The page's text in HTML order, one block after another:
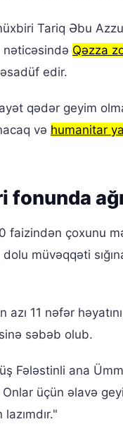
Tariq Əbu
nəticəsində Qəzza
edir.
qədər geyim
və humanitar
fonunda
faizindən çoxunu
müvəqqəti
11 nəfər
səbəb olub.
Fələstinli ana
Onlar üçün əlavə